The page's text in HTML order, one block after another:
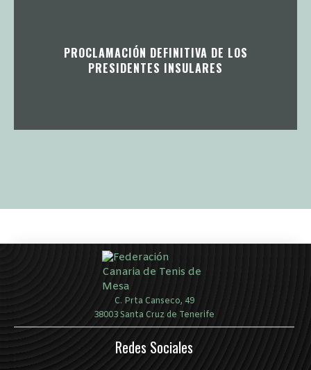
PROCLAMACIÓN DEFINITIVA DE LOS
PRESIDENTES INSULARES
C. Prta Canseco, 49
38003 Santa Cruz de Tenerife
Redes Sociales